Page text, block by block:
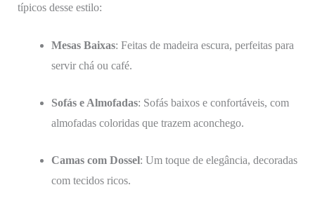
típicos desse estilo:
Mesas Baixas: Feitas de madeira escura, perfeitas para
servir chá ou café.
Sofás e Almofadas: Sofás baixos e confortáveis, com
almofadas coloridas que trazem aconchego.
Camas com Dossel: Um toque de elegância, decoradas
com tecidos ricos.